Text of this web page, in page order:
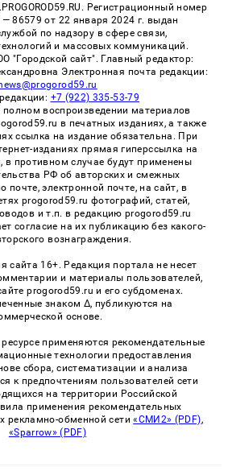
Регистрационный номер
от 22 января 2024 г. выдан
по надзору в сфере связи,
и массовых коммуникаций.
"Городской сайт". Главный редактор:
Электронная почта редакции:
+7 (922) 335-53-79
воспроизведении материалов
в печатных изданиях, а также
ссылка на издание обязательна. При
изданиях прямая гиперссылка на
в противном случае будут применены
РФ об авторских и смежных
почте, электронной почте, на сайт, в
progorod59.ru фотографий, статей,
и т.п. в редакцию progorod59.ru
согласие на их публикацию без какого-
вознаграждения.
сайта 16+. Редакция портала не несет
и материалы пользователей,
progorod59.ru и его субдоменах.
знаком Δ, публикуются на
основе.
применяются рекомендательные
технологии предоставления
сбора, систематизации и анализа
к предпочтениям пользователей сети
на территории Российской
применения рекомендательных
рекламно-обменной сети«СМИ2» (PDF),
«Sparrow» (PDF)